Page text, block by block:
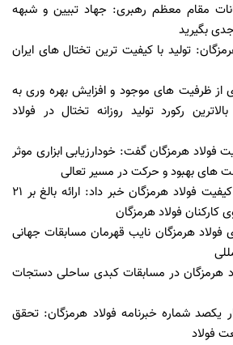
مقام معظم رهبری: جهاد تبیین و شبهه
بگیرید
تولید با کیفیت ترین تختال های ایران
از ظرفیت های موجود و افزایش بهره وری به
رکورد تولید روزانه تختال در فولاد
هرمزگان گفت: خودارزیابی ابزاری موثر
های بهبود و حرکت در مسیر تعالی
کارشناس تضمین کیفیت فولاد هرمزگان خبر داد: ارائه بالغ بر 21
کارکنان فولاد هرمزگان
فولاد هرمزگان نایب قهرمان مسابقات جهانی
هرمزگان در مسابقات کبدی ساحلی دستجات
یکصد شماره خبرنامه فولاد هرمزگان: تحقق
فولاد